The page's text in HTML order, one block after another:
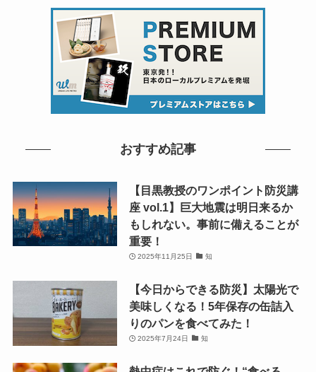
おすすめ記事
【目黒教授のワンポイント防災講
座 vol.1】巨大地震は明日来るか
もしれない。事前に備えることが
重要！
2025年11月25日 知
【今日からできる防災】太陽光で
美味しくなる！5年保存の缶詰入
りのパンを食べてみた！
2025年7月24日 知